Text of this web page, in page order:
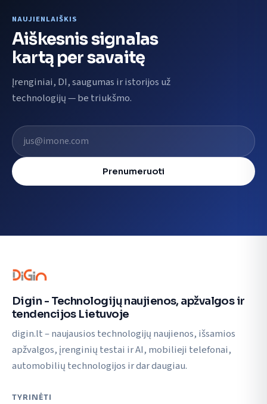
NAUJIENLAIŠKIS
Aiškesnis signalas
kartą per savaitę
Įrenginiai, DI, saugumas ir istorijos už
technologijų — be triukšmo.
El. pašto adresas
Prenumeruoti
Digin - Technologijų naujienos, apžvalgos ir
tendencijos Lietuvoje
digin.lt – naujausios technologijų naujienos, išsamios
apžvalgos, įrenginių testai ir AI, mobilieji telefonai,
automobilių technologijos ir dar daugiau.
TYRINĖTI